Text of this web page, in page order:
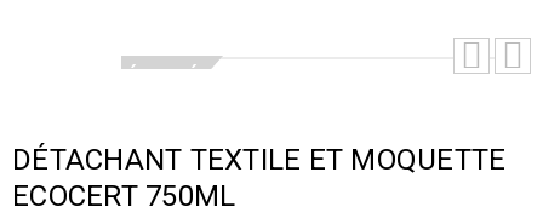
ÉPUISÉ
DÉTACHANT TEXTILE ET MOQUETTE
ECOCERT 750ML